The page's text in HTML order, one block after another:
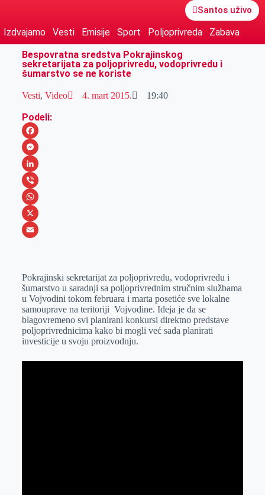
Santos uživo
Izdvajamo Vesti Emisije Sport Poljoprivreda
Zabava
Bespovratna sredstva Pokrajinskog
sekretarijata za poljoprivredu, vodoprivredu i
šumarstvo se ne koriste
Vesti, Video 4. mart 2015. 19:40
Podeli:
F
a
c
e
b
o
M
e
s
s
e
e
r
L
i
n
k
I
n
V
i
b
W
h
s
A
p
p
X
a
i
l
Pokrajinski sekretarijat za poljoprivredu, vodoprivredu i
šumarstvo u saradnji sa poljoprivrednim stručnim službama
u Vojvodini tokom februara i marta posetiće sve lokalne
samouprave na teritoriji Vojvodine. Ideja je da se
blagovremeno svi planirani konkursi direktno predstave
poljoprivrednicima kako bi mogli već sada planirati
investicije u svoju proizvodnju.